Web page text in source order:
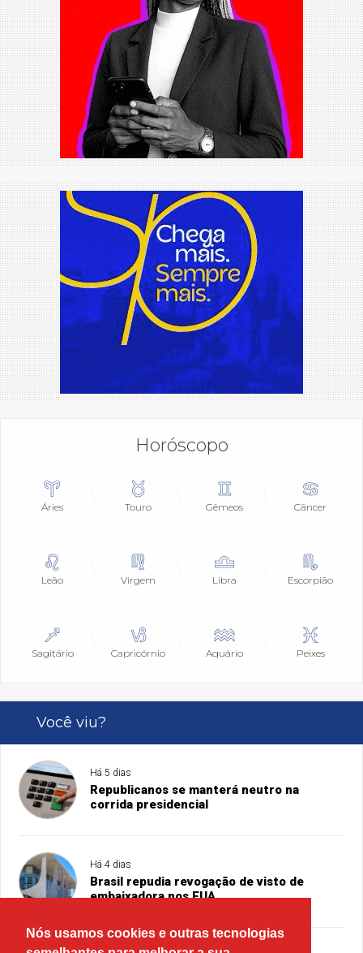
Nós usamos cookies e outras tecnologias
Horóscopo
Áries Touro Gêmeos Câncer
Leão Virgem Libra Escorpião
Sagitário Capricórnio Aquário Peixes
Você viu?
Há 5 dias
Republicanos se manterá neutro na
corrida presidencial
Há 4 dias
Brasil repudia revogação de visto de
embaixadora nos EUA